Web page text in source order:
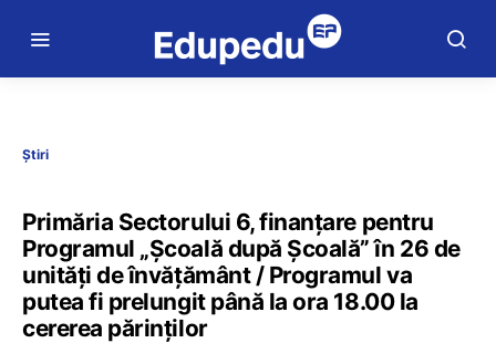
Știri
Primăria Sectorului 6, finanțare pentru
Programul „Școală după Școală” în 26 de
unități de învățământ / Programul va
putea fi prelungit până la ora 18.00 la
cererea părinților